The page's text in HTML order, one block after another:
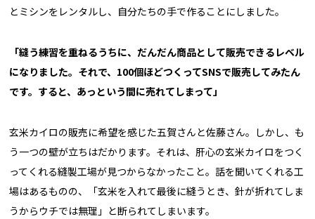
とミシンをレンタルし、自分たちの手で作ることにしました。
「縫う練習を重ねるうちに、だんだん商品として販売できるレベル
になりました。それで、100個ほどつくってSNSで販売してみたん
です。すると、あっという間に売れてしまって」
玄米カイロの販売に希望を感じた五賀さんと佐藤さん。しかし、も
う一つの壁が立ちはだかります。それは、肝心の玄米カイロをつく
ってくれる縫製工場が見つからなかったこと。話を聞いてくれる工
場はあるものの、「玄米を入れて最後に縫うとき、針が折れてしま
うからウチでは無理」と断られてしまいます。